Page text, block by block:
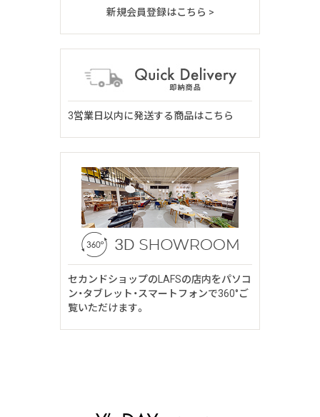
新規会員登録はこちら >
3営業日以内に発送する商品はこちら
セカンドショップのLAFSの店内をパソコ
ン・タブレット・スマートフォンで360°ご
覧いただけます。